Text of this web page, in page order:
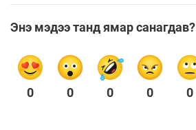
Энэ мэдээ танд ямар санагдав?
0 0 0 0 0